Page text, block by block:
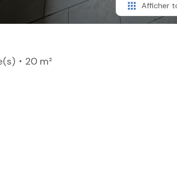
Afficher
20 m²